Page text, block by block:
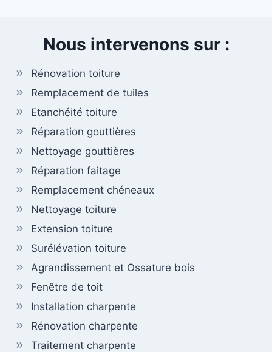
Nous intervenons sur :
Rénovation toiture
Remplacement de tuiles
Etanchéité toiture
Réparation gouttières
Nettoyage gouttières
Réparation faitage
Remplacement chéneaux
Nettoyage toiture
Extension toiture
Surélévation toiture
Agrandissement et Ossature bois
Fenêtre de toit
Installation charpente
Rénovation charpente
Traitement charpente